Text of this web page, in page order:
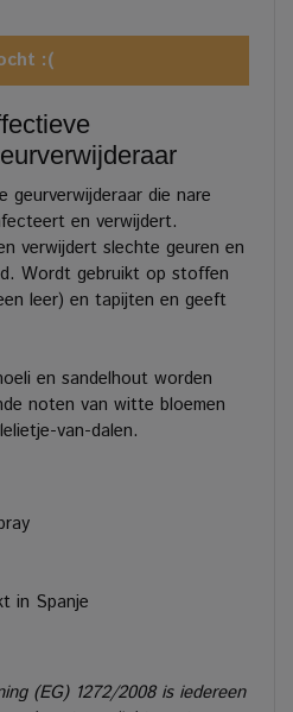
:(
geurverwijderaar die nare
en verwijdert.
verwijdert slechte geuren en
Wordt gebruikt op stoffen
leer) en tapijten en geeft
en sandelhout worden
noten van witte bloemen
van-dalen.
in Spanje
(EG) 1272/2008 is iedereen